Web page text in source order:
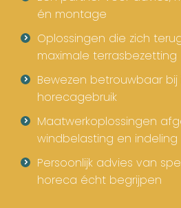
én montage
Oplossingen die zich
maximale terrasbezetting
Bewezen betrouwbaar
horecagebruik
Maatwerkoplossingen
windbelasting en indeling
Persoonlijk advies van
horeca écht begrijpen